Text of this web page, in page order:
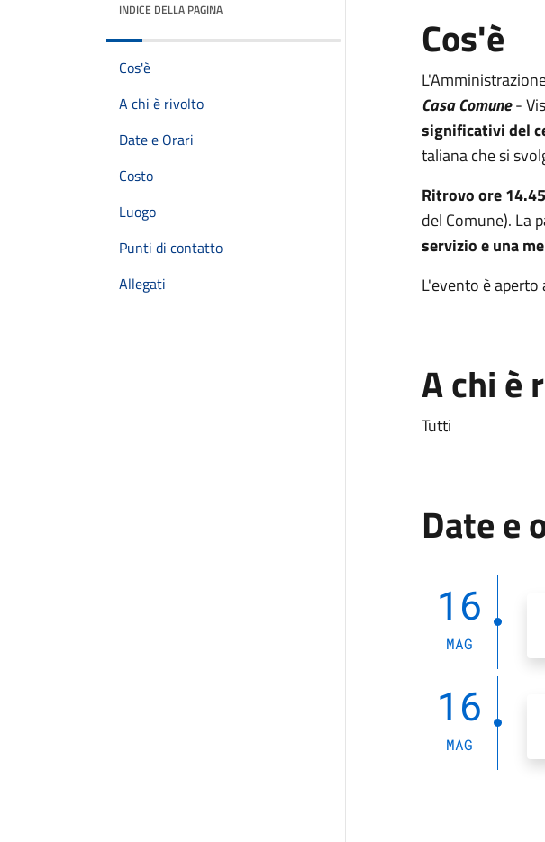
INDICE DELLA PAGINA
Cos'è
A chi è rivolto
Date e Orari
Costo
Luogo
Punti di contatto
Allegati
Cos'è
Casa Comune-
significativi del
taliana che si
Ritrovo ore
del Comune). La
servizio e una
L'evento è
A chi è
Tutti
Date e
16
MAG
16
MAG